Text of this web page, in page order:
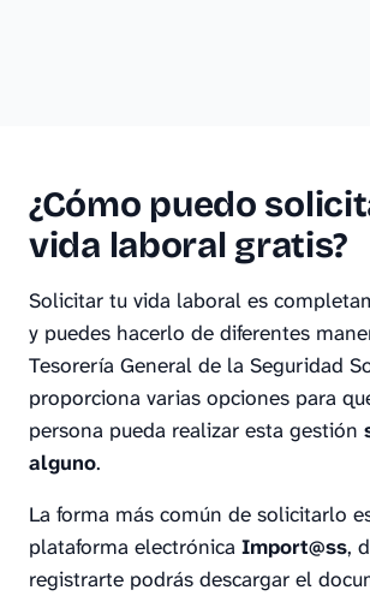
¿Cómo puedo
vida laboral gratis?
Solicitar tu vida laboral es
y puedes hacerlo de diferentes
Tesorería General de la Seguridad
proporciona varias opciones para
persona pueda realizar esta gestión
alguno.
La forma más común de solicitarlo
plataforma electrónica Import@ss,
registrarte podrás descargar el